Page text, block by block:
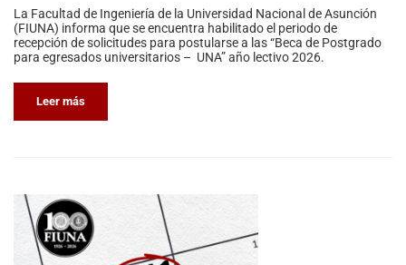
La Facultad de Ingeniería de la Universidad Nacional de Asunción
(FIUNA) informa que se encuentra habilitado el periodo de
recepción de solicitudes para postularse a las “Beca de Postgrado
para egresados universitarios – UNA” año lectivo 2026.
Leer más